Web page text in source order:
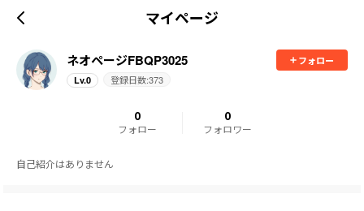
マイページ
ネオページFBQP3025
フォロー
Lv.0 登録日数:373
0
フォロー
0
フォロワー
自己紹介はありません